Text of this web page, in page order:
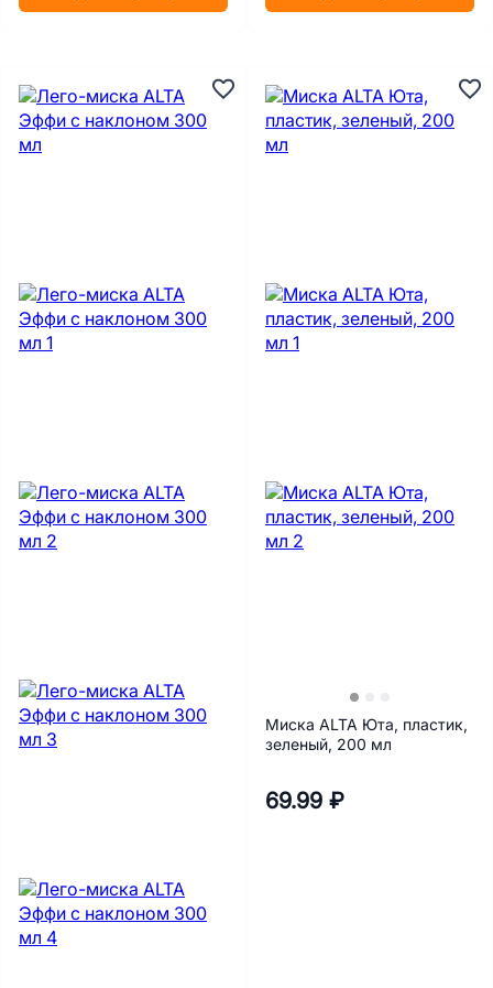
Миска ALTA Юта, пластик,
зеленый, 200 мл
69.99 ₽